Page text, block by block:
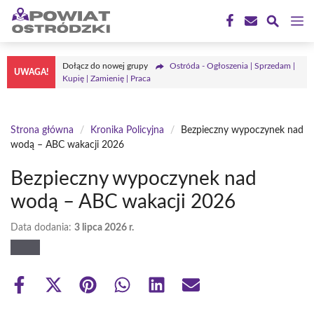
Przejdź
treści
UWAGA!
Dołącz do nowej grupy
Ostróda - Ogłoszenia | Sprzedam |
Kupię | Zamienię | Praca
Strona główna / Kronika Policyjna /
Bezpieczny wypoczynek nad
wodą – ABC wakacji 2026
Bezpieczny wypoczynek nad
wodą – ABC wakacji 2026
Data dodania: 3 lipca 2026 r.
Share
Share Share Share Share Share